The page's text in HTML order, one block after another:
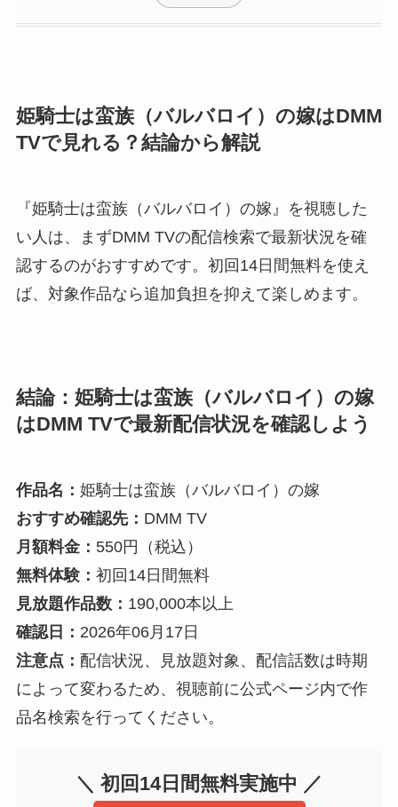
姫騎士は蛮族（バルバロイ）の嫁はDMM
TVで見れる？結論から解説
『姫騎士は蛮族（バルバロイ）の嫁』を視聴した
い人は、まずDMM TVの配信検索で最新状況を確
認するのがおすすめです。初回14日間無料を使え
ば、対象作品なら追加負担を抑えて楽しめます。
結論：姫騎士は蛮族（バルバロイ）の嫁
はDMM TVで最新配信状況を確認しよう
作品名： 姫騎士は蛮族（バルバロイ）の嫁
おすすめ確認先： DMM TV
月額料金： 550円（税込）
無料体験： 初回14日間無料
見放題作品数： 190,000本以上
確認日： 2026年06月17日
注意点： 配信状況、見放題対象、配信話数は時期
によって変わるため、視聴前に公式ページ内で作
品名検索を行ってください。
＼ 初回14日間無料実施中 ／